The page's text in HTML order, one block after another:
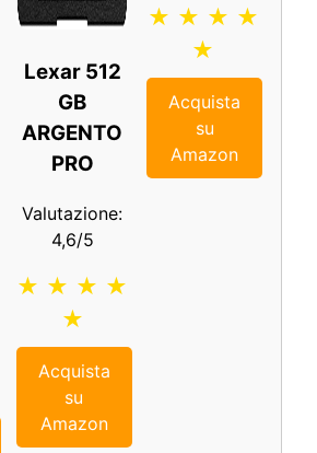
Lexar 512
GB
ARGENTO
PRO
Valutazione:
4,6/5
★ ★ ★ ★
★
Acquista
su
Amazon
★ ★ ★ ★
★
Acquista
su
Amazon